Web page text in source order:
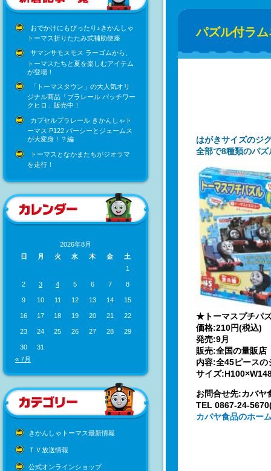
おでかけにもぴったり♪きかんしゃ
トーマス折りたたみ式補助便座
サマンサモスモス ラーゴムから、
トーマスたちと夏を楽しむアイテム
が登場！
「トーマスタウン」の大人気オリ
ジナル商品「プラレール パッチワー
クヒロ」販売中！
カプセルプラレール きかんしゃト
ーマス P122 パーシーとジェームス
が大変身！？編
トーマスとなかまたちがジオラマ
を走行！
2026年8月
日
月 火 水 木 金
土
1
2 3 4 5 6 7 8
9 10 11 12 13 14 15
16 17 18 19 20 21 22
23 24 25 26 27 28 29
30
31
« 7月
きかんしゃトーマス最新情報
ＴＶ放送情報
公式オンラインショップ
パズル付ラ
はがきサイズのジ
全部で8種類のパ
★トーマスプチパ
価格:210円(税込)
発売:9月
販売:全国の量販店
内容:全45ピース
サイズ
お問合せ先:カバ
TEL 0867-24-
カバヤ食品のホー